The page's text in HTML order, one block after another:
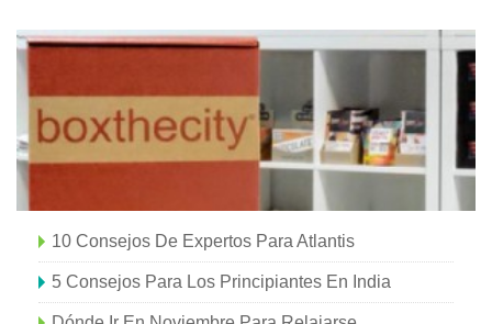
10 Consejos De Expertos Para Atlantis
5 Consejos Para Los Principiantes En India